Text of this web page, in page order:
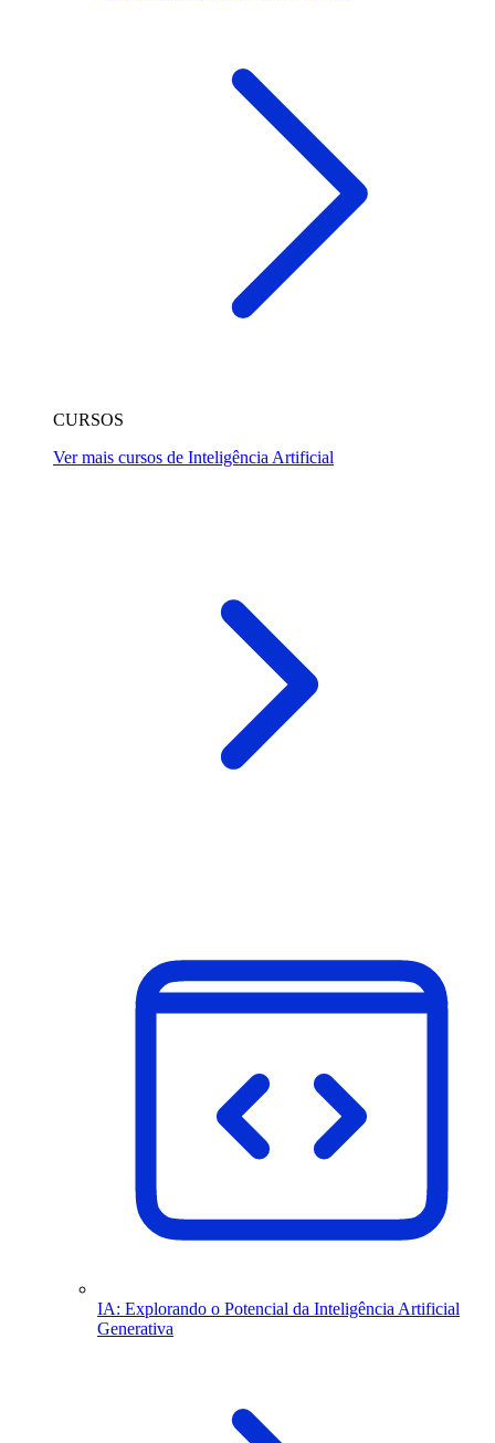
CURSOS
Ver mais cursos de Inteligência Artificial
IA: Explorando o Potencial da Inteligência Artificial
Generativa